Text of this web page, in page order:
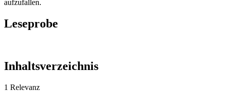
aufzufallen.
Leseprobe
Inhaltsverzeichnis
1 Relevanz